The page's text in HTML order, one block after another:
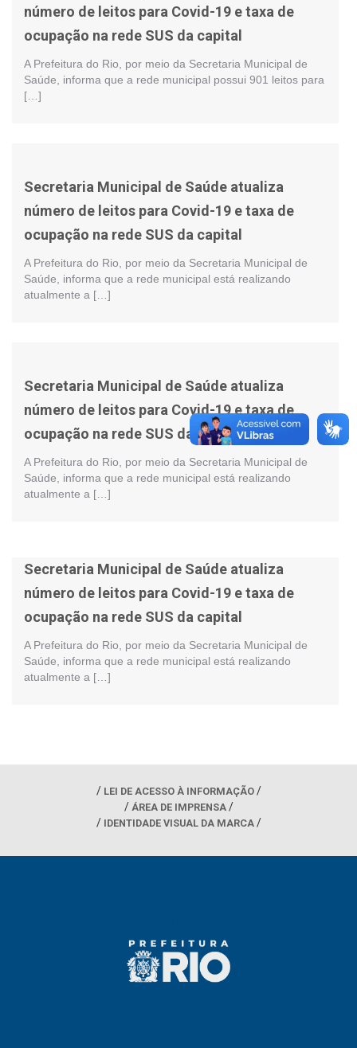
número de leitos para Covid-19 e taxa de
ocupação na rede SUS da capital
A Prefeitura do Rio, por meio da Secretaria Municipal de
Saúde, informa que a rede municipal possui 901 leitos para
[…]
Secretaria Municipal de Saúde atualiza
número de leitos para Covid-19 e taxa de
ocupação na rede SUS da capital
A Prefeitura do Rio, por meio da Secretaria Municipal de
Saúde, informa que a rede municipal está realizando
atualmente a […]
Secretaria Municipal de Saúde atualiza
número de leitos para Covid-19 e taxa de
ocupação na rede SUS da capital
A Prefeitura do Rio, por meio da Secretaria Municipal de
Saúde, informa que a rede municipal está realizando
atualmente a […]
Secretaria Municipal de Saúde atualiza
número de leitos para Covid-19 e taxa de
ocupação na rede SUS da capital
A Prefeitura do Rio, por meio da Secretaria Municipal de
Saúde, informa que a rede municipal está realizando
atualmente a […]
LEI DE ACESSO À INFORMAÇÃO
ÁREA DE IMPRENSA
IDENTIDADE VISUAL DA MARCA